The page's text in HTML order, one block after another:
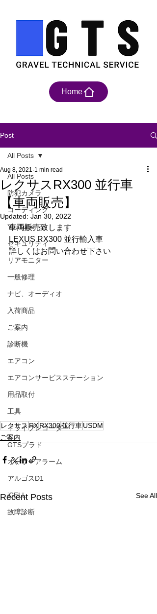
Home
Post
All Posts
防犯カメラ
コーディング
YouTube
セキュリティ
リアモニター
一般修理
ナビ、オーディオ
入荷商品
ご案内
診断機
エアコン
エアコンサービスステーション
用品取付
工具
ドライブレコーダー
GTSプラド
オーサーアラーム
アルゴスD1
iCELL
故障診断
All Posts
レクサスRX300 並行車
【車両販売】
Aug 8, 2021 1 min read
Updated: Jan 30, 2022
車両販売致します
LEXUS RX300 並行輸入車
詳しくはお問い合わせ下さい
レクサス RXRX300並行車USDM
ご案内
Recent Posts See All